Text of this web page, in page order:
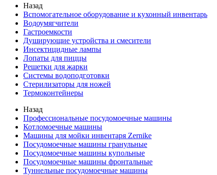
Назад
Вспомогательное оборудование и кухонный инвентарь
Водоумягчители
Гастроемкости
Душирующие устройства и смесители
Инсектицидные лампы
Лопаты для пиццы
Решетки для жарки
Системы водоподготовки
Стерилизаторы для ножей
Термоконтейнеры
Назад
Профессиональные посудомоечные машины
Котломоечные машины
Машины для мойки инвентаря Zernike
Посудомоечные машины гранульные
Посудомоечные машины купольные
Посудомоечные машины фронтальные
Туннельные посудомоечные машины